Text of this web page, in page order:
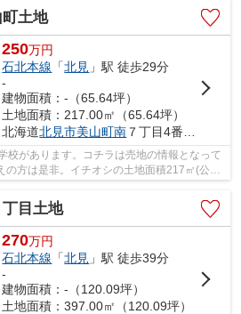
土地
250万円
石北本線 「北見 」駅 徒歩29分
-
建物面積：-（65.64坪）
土地面積：217.00㎡（65.64坪）
北海道北見市美山町南 ７丁目4番120
校があります。コチラは売地の情報となって
の方は是非。イチオシの土地面積217㎡(公簿)
お探しなら、ぜひ当...
目土地
270万円
石北本線 「北見 」駅 徒歩39分
-
建物面積：-（120.09坪）
土地面積：397.00㎡（120.09坪）